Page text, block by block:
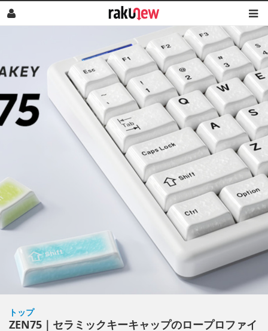
トップ
ZEN75｜セラミックキーキャップのロープロファイ